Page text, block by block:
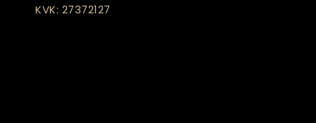
KVK: 27372127